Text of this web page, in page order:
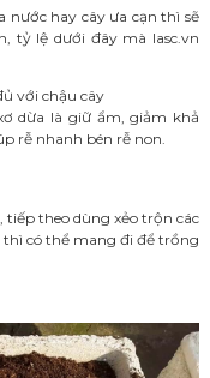
hay cây ưa cạn thì sẽ
tỷ lệ dưới đây mà lasc.vn
với chậu cây
dừa là giữ ẩm, giảm khả
rễ nhanh bén rễ non.
theo dùng xẻo trộn các
có thể mang đi để trồng